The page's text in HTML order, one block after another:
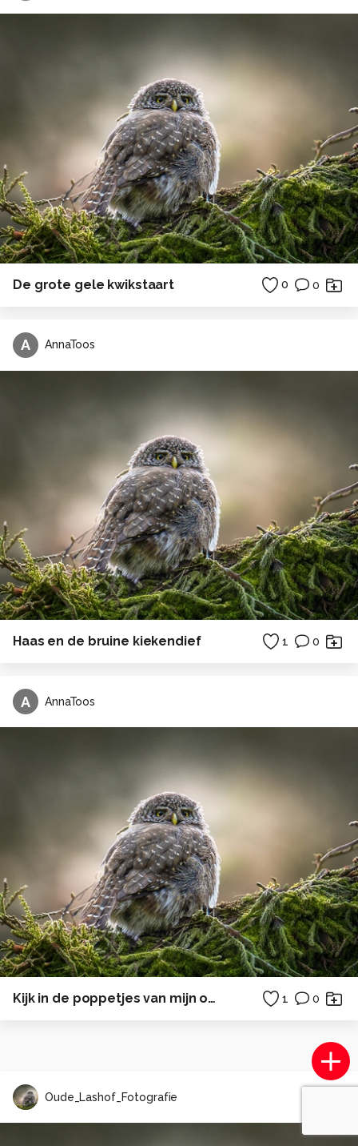
De grote gele kwikstaart 0 0
A AnnaToos
Haas en de bruine kiekendief 1 0
A AnnaToos
Kijk in de poppetjes van mijn ogen. 1 0
Oude_Lashof_Fotografie